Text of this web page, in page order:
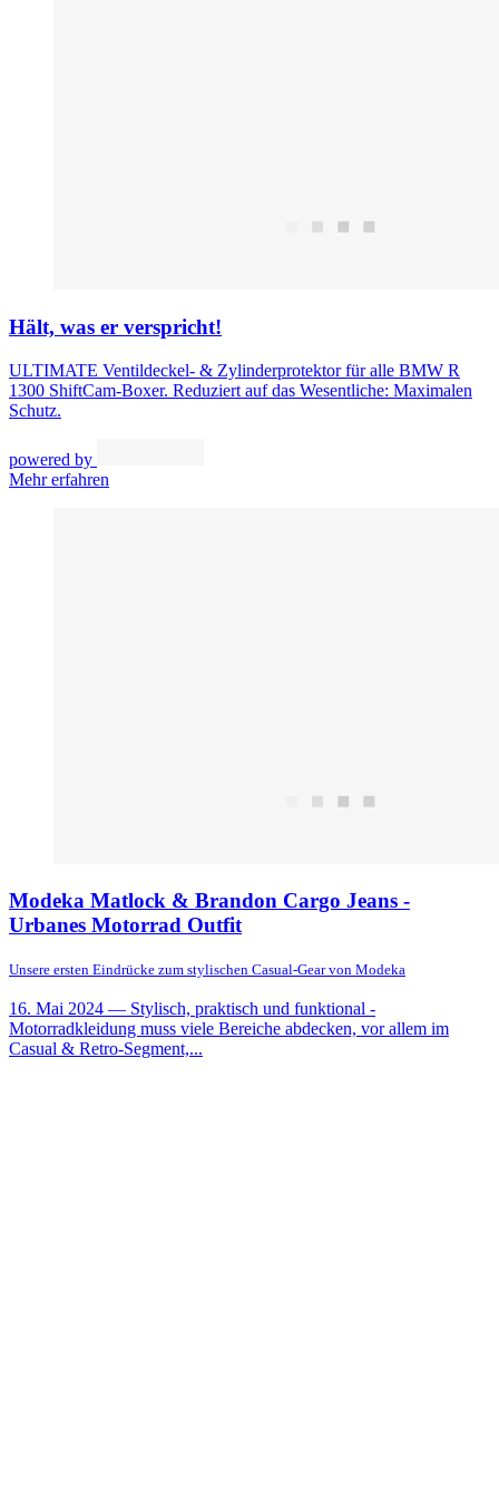
Hält, was er verspricht!
ULTIMATE Ventildeckel- & Zylinderprotektor für alle BMW R
1300 ShiftCam-Boxer. Reduziert auf das Wesentliche: Maximalen
Schutz.
powered by
Mehr erfahren
Modeka Matlock & Brandon Cargo Jeans -
Urbanes Motorrad Outfit
Unsere ersten Eindrücke zum stylischen Casual-Gear von Modeka
16. Mai 2024 — Stylisch, praktisch und funktional -
Motorradkleidung muss viele Bereiche abdecken, vor allem im
Casual & Retro-Segment,...